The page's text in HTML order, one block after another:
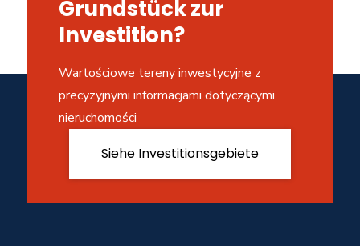
Grundstück zur
Investition?
Wartościowe tereny inwestycyjne z
precyzyjnymi informacjami dotyczącymi
nieruchomości
Siehe Investitionsgebiete